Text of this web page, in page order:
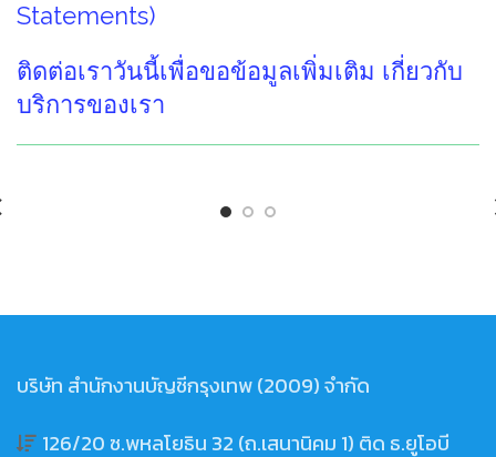
Statements)
ติดต่อเราวันนี้เพื่อขอข้อมูลเพิ่มเติม เกี่ยวกับ
บริการของเรา
บริษัท สำนักงานบัญชีกรุงเทพ (2009) จำกัด
126/20 ซ.พหลโยธิน 32 (ถ.เสนานิคม 1) ติด ธ.ยูโอบี